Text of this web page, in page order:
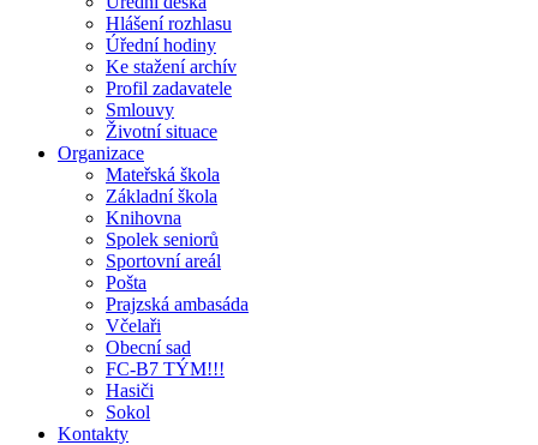
Hlášení rozhlasu
Úřední hodiny
Ke stažení archív
Profil zadavatele
Smlouvy
Životní situace
Organizace
Mateřská škola
Základní škola
Knihovna
Spolek seniorů
Sportovní areál
Pošta
Prajzská ambasáda
Včelaři
Obecní sad
FC-B7 TÝM!!!
Hasiči
Sokol
Kontakty